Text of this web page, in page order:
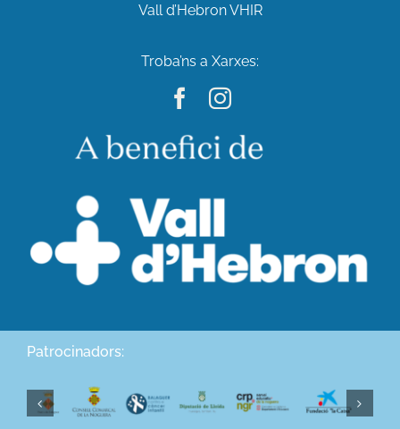
Vall d’Hebron VHIR
Troba’ns a Xarxes:
Patrocinadors: